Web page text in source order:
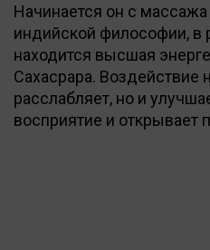
Начинается он с
индийской философии, в
находится высшая
Сахасрара. Воздействие
расслабляет, но и
восприятие и открывает